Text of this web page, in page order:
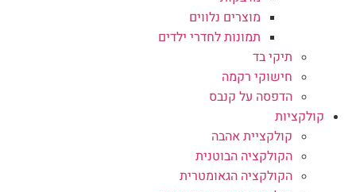
מוצרים נלווים
תמונות לחדרי ילדים
תיקי בד
חישוקי רקמה
הדפסה על קנבס
קולקציות
קולקציית אהבה
הקולקציה הבוטנית
הקולקציה הגאומטרית